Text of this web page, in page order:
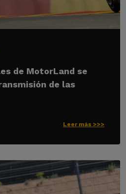
de MotorLand se
de las
Leer más >>>